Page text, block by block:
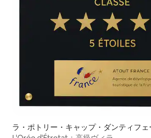
ラ・ポトリー・キャップ・ダンティフェ